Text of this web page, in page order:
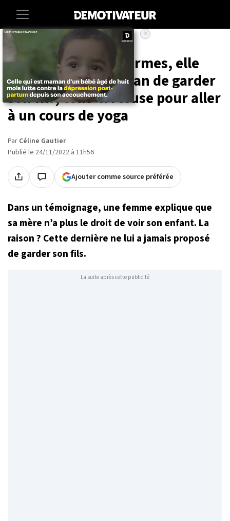
Accueil Insolite
Désespérée et en larmes, elle
demande à sa maman de garder
son fils, celle-ci refuse pour aller
à un cours de yoga
Par Céline Gautier
Publié le 24/11/2022 à 11h56
Ajouter comme source préférée
×
Dans un témoignage, une femme explique que
sa mère n’a plus le droit de voir son enfant. La
raison ? Cette dernière ne lui a jamais proposé
de garder son fils.
La suite après cette publicité